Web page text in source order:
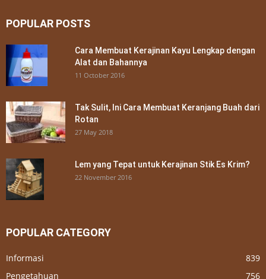
POPULAR POSTS
Cara Membuat Kerajinan Kayu Lengkap dengan
Alat dan Bahannya
11 October 2016
Tak Sulit, Ini Cara Membuat Keranjang Buah dari
Rotan
27 May 2018
Lem yang Tepat untuk Kerajinan Stik Es Krim?
22 November 2016
POPULAR CATEGORY
Informasi
839
Pengetahuan
756